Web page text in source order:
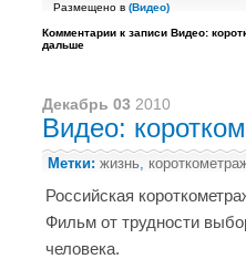
Размещено в (Видео)
Комментарии к записи Видео:
дальше
Декабрь 03 2010
Видео:
Метки: жизнь,
Российская
Фильм от трудности
человека.